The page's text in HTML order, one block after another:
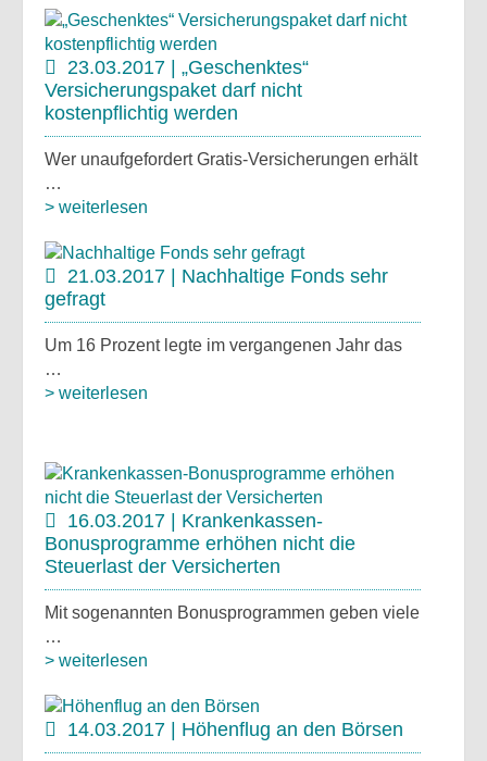
23.03.2017 | „Geschenktes“
Versicherungspaket darf nicht
kostenpflichtig werden
Wer unaufgefordert Gratis-Versicherungen erhält
…
> weiterlesen
21.03.2017 | Nachhaltige Fonds sehr
gefragt
Um 16 Prozent legte im vergangenen Jahr das
…
> weiterlesen
16.03.2017 | Krankenkassen-
Bonusprogramme erhöhen nicht die
Steuerlast der Versicherten
Mit sogenannten Bonusprogrammen geben viele
…
> weiterlesen
14.03.2017 | Höhenflug an den Börsen